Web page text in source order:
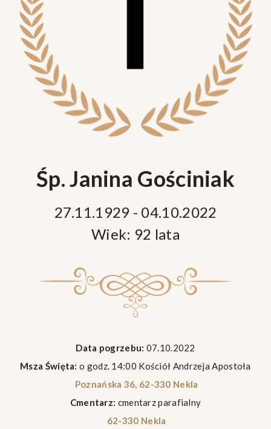
Śp. Janina Gościniak
27.11.1929 - 04.10.2022
Wiek: 92 lata
Data pogrzebu: 07.10.2022
Msza Święta: o godz. 14:00 Kościół Andrzeja Apostoła
Poznańska 36, 62-330 Nekla
Cmentarz: cmentarz parafialny
62-330 Nekla